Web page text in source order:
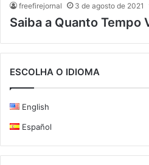
freefirejornal 3 de agosto de 2021
Saiba a Quanto Tempo
ESCOLHA O IDIOMA
English
Español